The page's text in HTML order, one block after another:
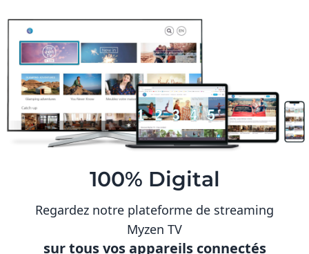
100% Digital
Regardez notre plateforme de streaming
Myzen TV
sur tous vos appareils connectés